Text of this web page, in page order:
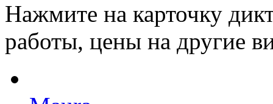
Нажмите на карточку
работы, цены на другие